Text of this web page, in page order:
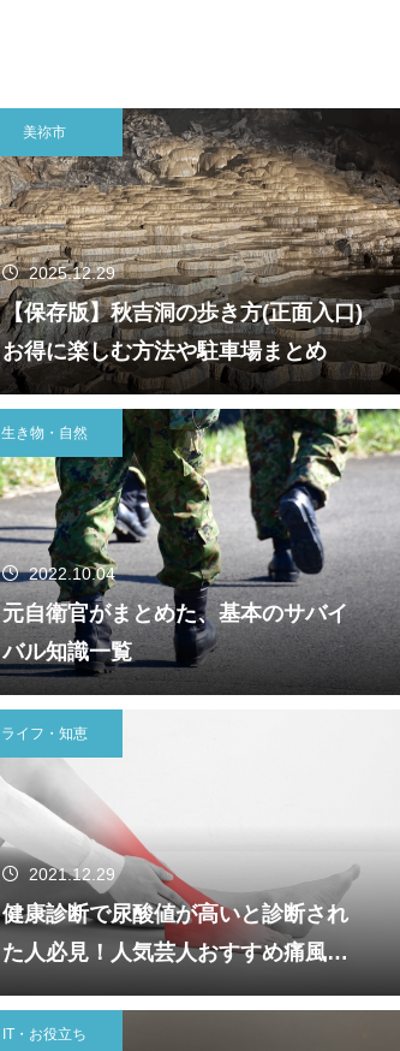
美祢市
2025.12.29
【保存版】秋吉洞の歩き方(正面入口)
お得に楽しむ方法や駐車場まとめ
生き物・自然
2022.10.04
元自衛官がまとめた、基本のサバイ
バル知識一覧
ライフ・知恵
2021.12.29
健康診断で尿酸値が高いと診断され
た人必見！人気芸人おすすめ痛風対
策の漢方や注意点！
IT・お役立ち